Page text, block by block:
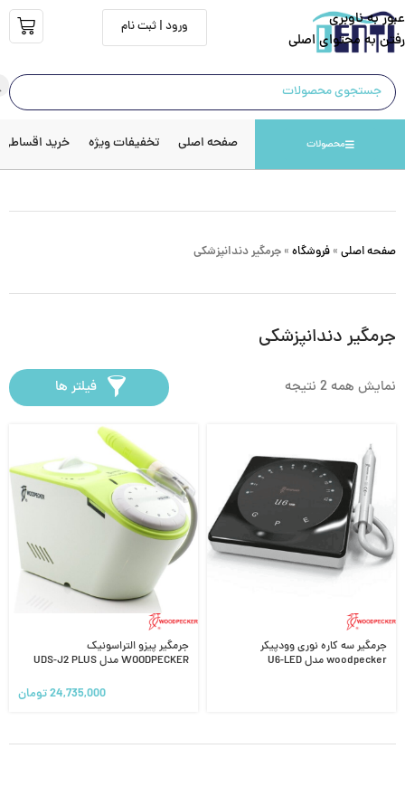
عبور به ناوبری
رفتن به محتوای اصلی
ورود | ثبت نام
محصولات صفحه اصلی تخفیفات ویژه خرید اقساطی
صفحه اصلی » فروشگاه » جرمگیر دندانپزشکی
جرمگیر دندانپزشکی
نمایش همه 2 نتیجه فیلتر ها
جرمگیر سه کاره نوری وودپیکر
woodpecker مدل U6-LED
جرمگیر پیزو التراسونیک
WOODPECKER مدل UDS-J2 PLUS
24,735,000تومان